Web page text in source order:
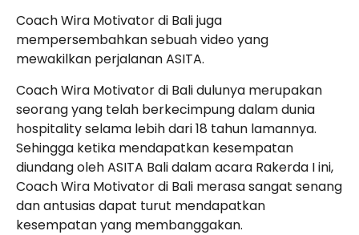
Coach Wira Motivator di Bali juga
mempersembahkan sebuah video yang
mewakilkan perjalanan ASITA.
Coach Wira Motivator di Bali dulunya merupakan
seorang yang telah berkecimpung dalam dunia
hospitality selama lebih dari 18 tahun lamannya.
Sehingga ketika mendapatkan kesempatan
diundang oleh ASITA Bali dalam acara Rakerda I ini,
Coach Wira Motivator di Bali merasa sangat senang
dan antusias dapat turut mendapatkan
kesempatan yang membanggakan.